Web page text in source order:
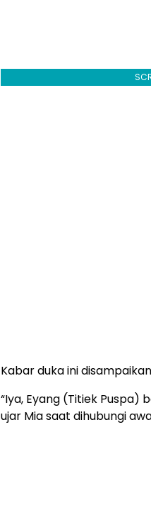
Kabar duka ini
“Iya, Eyang (Titiek Puspa)
ujar Mia saat dihubungi